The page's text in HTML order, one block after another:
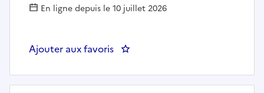
En ligne depuis le 10 juillet 2026
Ajouter aux favoris : Professeur de formation